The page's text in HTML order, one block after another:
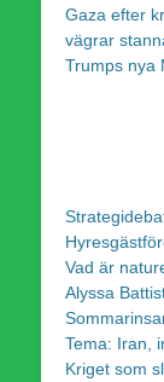
Gaza efter
vägrar
Trumps nya
Vad är
Alyssa
Tema: Iran,
Kriget som